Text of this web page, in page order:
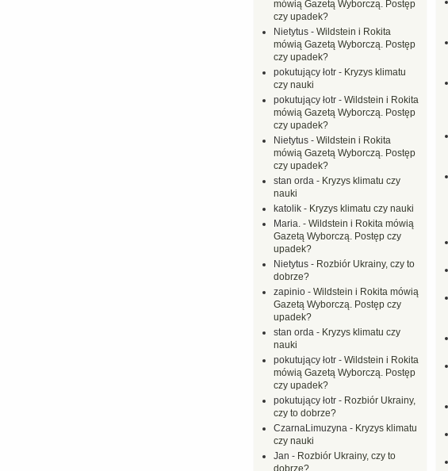
mówią Gazetą Wyborczą. Postęp
czy upadek?
Nietytus - Wildstein i Rokita
mówią Gazetą Wyborczą. Postęp
czy upadek?
pokutujący łotr - Kryzys klimatu
czy nauki
pokutujący łotr - Wildstein i Rokita
mówią Gazetą Wyborczą. Postęp
czy upadek?
Nietytus - Wildstein i Rokita
mówią Gazetą Wyborczą. Postęp
czy upadek?
stan orda - Kryzys klimatu czy
nauki
katolik - Kryzys klimatu czy nauki
Maria. - Wildstein i Rokita mówią
Gazetą Wyborczą. Postęp czy
upadek?
Nietytus - Rozbiór Ukrainy, czy to
dobrze?
zapinio - Wildstein i Rokita mówią
Gazetą Wyborczą. Postęp czy
upadek?
stan orda - Kryzys klimatu czy
nauki
pokutujący łotr - Wildstein i Rokita
mówią Gazetą Wyborczą. Postęp
czy upadek?
pokutujący łotr - Rozbiór Ukrainy,
czy to dobrze?
CzarnaLimuzyna - Kryzys klimatu
czy nauki
Jan - Rozbiór Ukrainy, czy to
dobrze?